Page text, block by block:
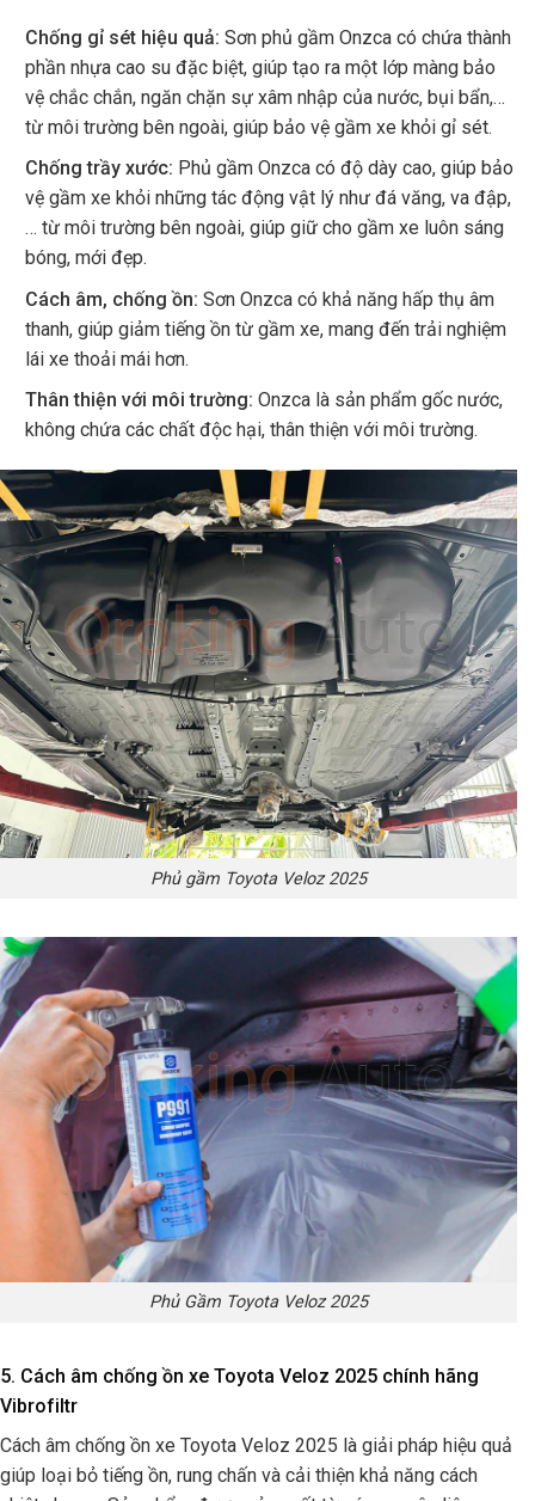
Chống gỉ sét hiệu quả: Sơn phủ gầm Onzca có chứa thành
phần nhựa cao su đặc biệt, giúp tạo ra một lớp màng bảo
vệ chắc chắn, ngăn chặn sự xâm nhập của nước, bụi bẩn,…
từ môi trường bên ngoài, giúp bảo vệ gầm xe khỏi gỉ sét.
Chống trầy xước: Phủ gầm Onzca có độ dày cao, giúp bảo
vệ gầm xe khỏi những tác động vật lý như đá văng, va đập,
… từ môi trường bên ngoài, giúp giữ cho gầm xe luôn sáng
bóng, mới đẹp.
Cách âm, chống ồn: Sơn Onzca có khả năng hấp thụ âm
thanh, giúp giảm tiếng ồn từ gầm xe, mang đến trải nghiệm
lái xe thoải mái hơn.
Thân thiện với môi trường: Onzca là sản phẩm gốc nước,
không chứa các chất độc hại, thân thiện với môi trường.
Phủ gầm Toyota Veloz 2025
Phủ Gầm Toyota Veloz 2025
5. Cách âm chống ồn xe Toyota Veloz 2025 chính hãng
Vibrofiltr
Cách âm chống ồn xe Toyota Veloz 2025 là giải pháp hiệu quả
giúp loại bỏ tiếng ồn, rung chấn và cải thiện khả năng cách